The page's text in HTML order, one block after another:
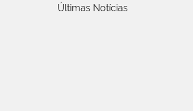
Últimas Notícias